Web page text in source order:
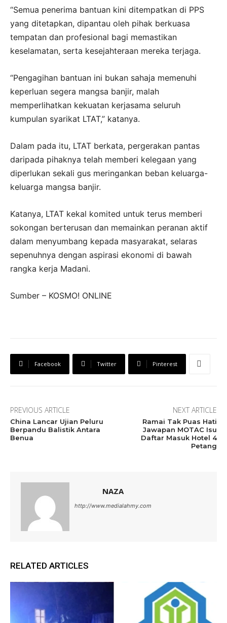
“Semua penerima bantuan kini ditempatkan di PPS
yang ditetapkan, dipantau oleh pihak berkuasa
tempatan dan profesional bagi memastikan
keselamatan, serta kesejahteraan mereka terjaga.
“Pengagihan bantuan ini bukan sahaja memenuhi
keperluan segera mangsa banjir, malah
memperlihatkan kekuatan kerjasama seluruh
kumpulan syarikat LTAT,” katanya.
Dalam pada itu, LTAT berkata, pergerakan pantas
daripada pihaknya telah memberi kelegaan yang
diperlukan sekali gus meringankan beban keluarga-
keluarga mangsa banjir.
Katanya, LTAT kekal komited untuk terus memberi
sokongan berterusan dan memainkan peranan aktif
dalam menyumbang kepada masyarakat, selaras
sepenuhnya dengan aspirasi ekonomi di bawah
rangka kerja Madani.
Sumber – KOSMO! ONLINE
Facebook Twitter Pinterest
PREVIOUS ARTICLE
China Lancar Ujian Peluru
Berpandu Balistik Antara
Benua
NEXT ARTICLE
Ramai Tak Puas Hati
Jawapan MOTAC Isu
Daftar Masuk Hotel 4
Petang
NAZA
http://www.medialahmy.com
RELATED ARTICLES